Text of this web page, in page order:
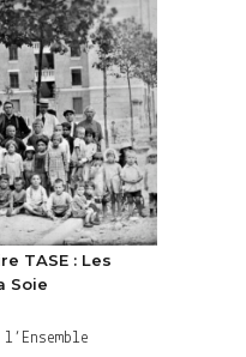
TASE : Les
Soie